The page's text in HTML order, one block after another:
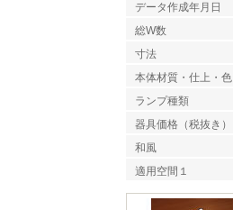
データ作成年月日
総W数
寸法
本体材質・仕上・色
ランプ種類
器具価格（税抜き）
和風
適用空間１